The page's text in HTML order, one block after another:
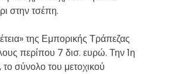
στην τσέπη.
της Εμπορικής Τράπεζας
περίπου 7 δισ. ευρώ. Την 1η
σύνολο του μετοχικού